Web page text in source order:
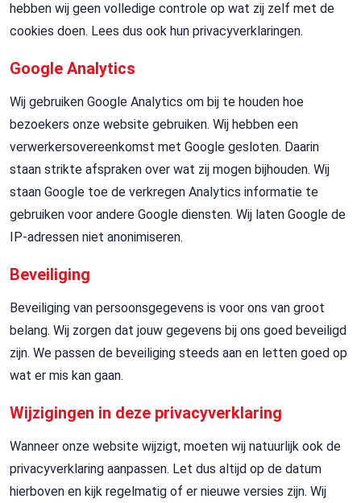
hebben wij geen volledige controle op wat zij zelf met de
cookies doen. Lees dus ook hun privacyverklaringen.
Google Analytics
Wij gebruiken Google Analytics om bij te houden hoe
bezoekers onze website gebruiken. Wij hebben een
verwerkersovereenkomst met Google gesloten. Daarin
staan strikte afspraken over wat zij mogen bijhouden. Wij
staan Google toe de verkregen Analytics informatie te
gebruiken voor andere Google diensten. Wij laten Google de
IP-adressen niet anonimiseren.
Beveiliging
Beveiliging van persoonsgegevens is voor ons van groot
belang. Wij zorgen dat jouw gegevens bij ons goed beveiligd
zijn. We passen de beveiliging steeds aan en letten goed op
wat er mis kan gaan.
Wijzigingen in deze privacyverklaring
Wanneer onze website wijzigt, moeten wij natuurlijk ook de
privacyverklaring aanpassen. Let dus altijd op de datum
hierboven en kijk regelmatig of er nieuwe versies zijn. Wij